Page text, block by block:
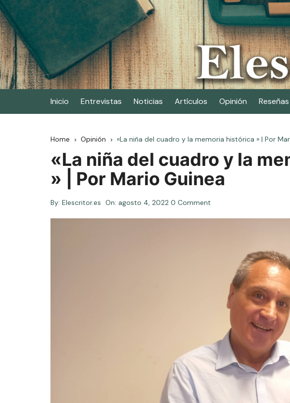
Skip
to
content
Elescritor.es
El periódico digital de los escritores
Inicio Entrevistas Noticias Artículos Opinión Reseñas
Home Opinión «La niña del cuadro y la memoria histórica » | Por
«La niña del cuadro y la
» | Por Mario Guinea
By: Elescritor.es On: agosto 4, 2022 0 Comment